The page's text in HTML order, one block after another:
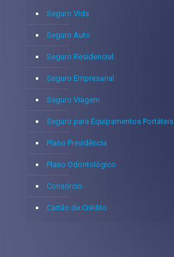
Seguro Vida
Seguro Auto
Seguro Residencial
Seguro Empresarial
Seguro Viagem
Seguro para Equipamentos Portáteis
Plano Previdência
Plano Odontológico
Consórcio
Cartão de Crédito